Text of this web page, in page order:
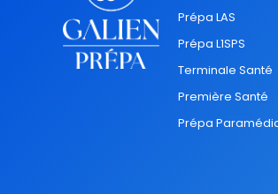
Prépa LAS
Prépa L1SPS
Terminale Santé
Première Santé
Prépa